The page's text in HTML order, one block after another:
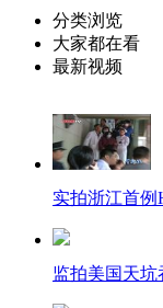
分类浏览
大家都在看
最新视频
实拍浙江首例
监拍美国天坑